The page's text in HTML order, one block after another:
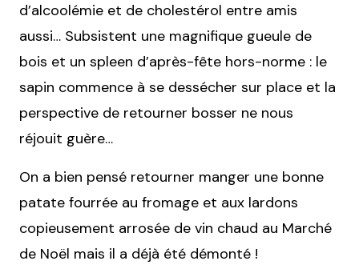
d’alcoolémie et de cholestérol entre amis
aussi… Subsistent une magnifique gueule de
bois et un spleen d’après-fête hors-norme : le
sapin commence à se dessécher sur place et la
perspective de retourner bosser ne nous
réjouit guère…
On a bien pensé retourner manger une bonne
patate fourrée au fromage et aux lardons
copieusement arrosée de vin chaud au Marché
de Noël mais il a déjà été démonté !